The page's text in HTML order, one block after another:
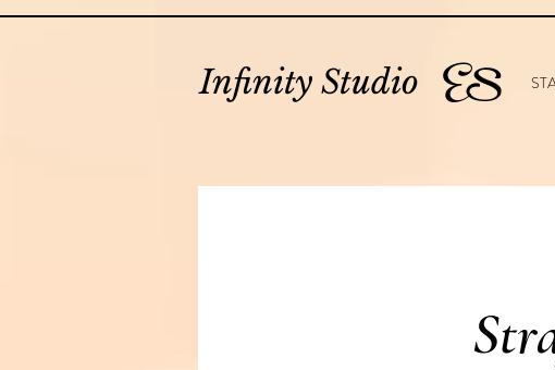
Infinity Studio ES